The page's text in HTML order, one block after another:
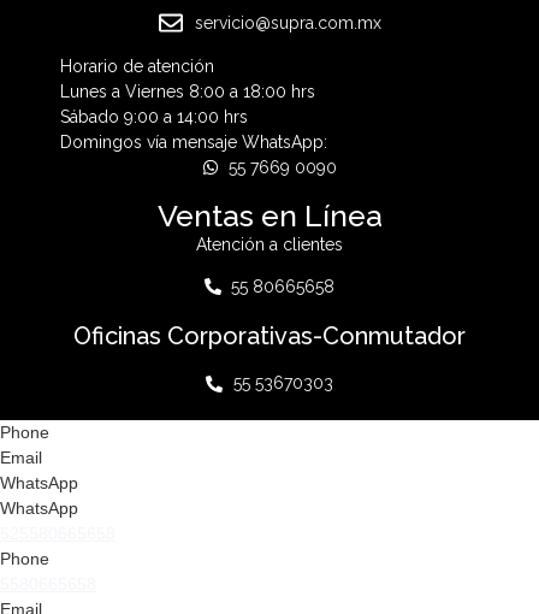
servicio@supra.com.mx
Horario de atención
Lunes a Viernes 8:00 a 18:00 hrs
Sábado 9:00 a 14:00 hrs
Domingos vía mensaje WhatsApp:
55 7669 0090
Ventas en Línea
Atención a clientes
55 80665658
Oficinas Corporativas-Conmutador
55 53670303
Phone
Email
WhatsApp
WhatsApp
Phone
Email